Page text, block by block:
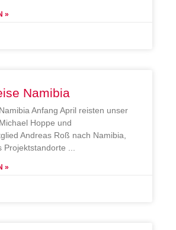
»
Namibia
Anfang April reisten unser
Hoppe und
Andreas Roß nach Namibia,
Projektstandorte
»